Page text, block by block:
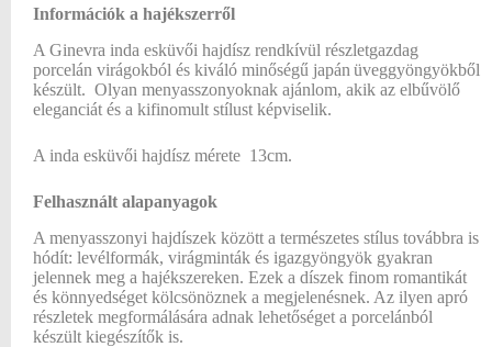
Információk a hajékszerről
A Ginevra inda esküvői hajdísz rendkívül részletgazdag
porcelán virágokból és kiváló minőségű japán üveggyöngyökből
készült. Olyan menyasszonyoknak ajánlom, akik az elbűvölő
eleganciát és a kifinomult stílust képviselik.
A inda esküvői hajdísz mérete 13cm.
Felhasznált alapanyagok
A menyasszonyi hajdíszek között a természetes stílus továbbra is
hódít: levélformák, virágminták és igazgyöngyök gyakran
jelennek meg a hajékszereken. Ezek a díszek finom romantikát
és könnyedséget kölcsönöznek a megjelenésnek. Az ilyen apró
részletek megformálására adnak lehetőséget a porcelánból
készült kiegészítők is.